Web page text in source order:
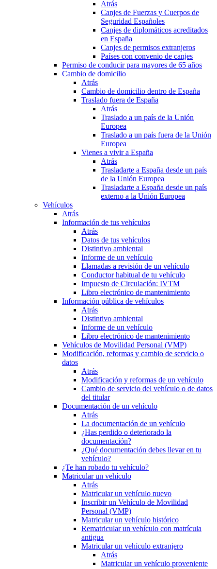
Atrás
Canjes de Fuerzas y Cuerpos de
Seguridad Españoles
Canjes de diplomáticos acreditados
en España
Canjes de permisos extranjeros
Países con convenio de canjes
Permiso de conducir para mayores de 65 años
Cambio de domicilio
Atrás
Cambio de domicilio dentro de España
Traslado fuera de España
Atrás
Traslado a un país de la Unión
Europea
Traslado a un país fuera de la Unión
Europea
Vienes a vivir a España
Atrás
Trasladarte a España desde un país
de la Unión Europea
Trasladarte a España desde un país
externo a la Unión Europea
Vehículos
Atrás
Información de tus vehículos
Atrás
Datos de tus vehículos
Distintivo ambiental
Informe de un vehículo
Llamadas a revisión de un vehículo
Conductor habitual de tu vehículo
Impuesto de Circulación: IVTM
Libro electrónico de mantenimiento
Información pública de vehículos
Atrás
Distintivo ambiental
Informe de un vehículo
Libro electrónico de mantenimiento
Vehículos de Movilidad Personal (VMP)
Modificación, reformas y cambio de servicio o
datos
Atrás
Modificación y reformas de un vehículo
Cambio de servicio del vehículo o de datos
del titular
Documentación de un vehículo
Atrás
La documentación de un vehículo
¿Has perdido o deteriorado la
documentación?
¿Qué documentación debes llevar en tu
vehículo?
¿Te han robado tu vehículo?
Matricular un vehículo
Atrás
Matricular un vehículo nuevo
Inscribir un Vehículo de Movilidad
Personal (VMP)
Matricular un vehículo histórico
Rematricular un vehículo con matrícula
antigua
Matricular un vehículo extranjero
Atrás
Matricular un vehículo proveniente